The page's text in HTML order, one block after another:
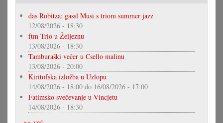
das Robitza: gassl Musi s triom summer jazz
12/08/2026 - 18:30
ftm-Trio u Željeznu
13/08/2026 - 18:30
Tamburaški večer u Csello malinu
13/08/2026 - 20:00
Kiritofska izložba u Uzlopu
14/08/2026 - 18:00 do 16/08/2026 - 17:00
Fatimsko svečevanje u Vincjetu
14/08/2026 - 18:30